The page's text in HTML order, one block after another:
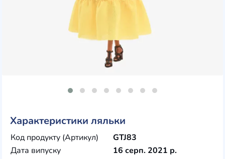
Характеристики ляльки
Код продукту (Артикул)
GTJ83
Дата випуску
16 серп. 2021 р.